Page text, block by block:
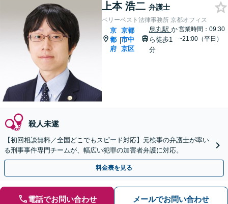
上本 浩二 弁護士
ベリーベスト法律事務所 京都オフィス
京
都
府
|
京都
市中
京区
烏丸駅 か
ら徒歩1
分
営業時間：09:30
~21:00（平日）
殺人未遂
【初回相談無料／全国どこでもスピード対応】元検事の弁護士が率い
る刑事事件専門チームが、幅広い犯罪の加害者弁護に対応。
料金表を見る
電話でお問い合わせ メールでお問い合わせ